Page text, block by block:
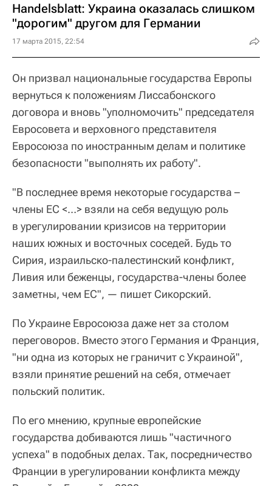
Handelsblatt: Украина оказалась слишком
"дорогим" другом для Германии
17 марта 2015, 22:54
Он призвал национальные государства Европы
вернуться к положениям Лиссабонского
договора и вновь "уполномочить" председателя
Евросовета и верховного представителя
Евросоюза по иностранным делам и политике
безопасности "выполнять их работу".
"В последнее время некоторые государства –
члены ЕС <…> взяли на себя ведущую роль
в урегулировании кризисов на территории
наших южных и восточных соседей. Будь то
Сирия, израильско-палестинский конфликт,
Ливия или беженцы, государства-члены более
заметны, чем ЕС", — пишет Сикорский.
По Украине Евросоюза даже нет за столом
переговоров. Вместо этого Германия и Франция,
"ни одна из которых не граничит с Украиной",
взяли принятие решений на себя, отмечает
польский политик.
По его мнению, крупные европейские
государства добиваются лишь "частичного
успеха" в подобных делах. Так, посредничество
Франции в урегулировании конфликта между